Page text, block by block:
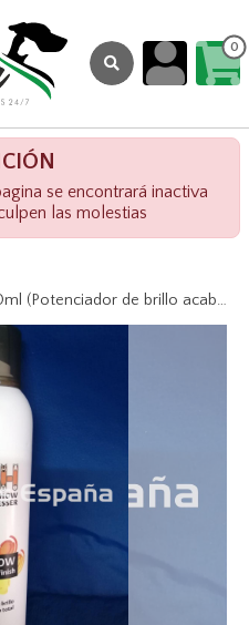
0
se encontrará inactiva
las molestias
PSH Glow Ultimate Finish 300ml (Potenciador de brillo acabado total)